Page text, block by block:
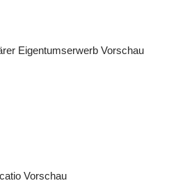
Eigentumserwerb Vorschau
Vorschau